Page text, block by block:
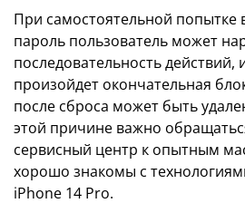
При самостоятельной попытке
пароль пользователь может
последовательность действий,
произойдет окончательная
после сброса может быть
этой причине важно
сервисный центр к опытным
хорошо знакомы с
iPhone 14 Pro.